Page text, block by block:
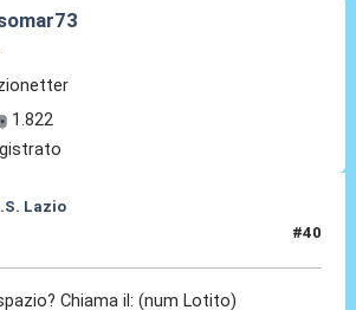
1.822
Lazio
#40
Chiama il: (num Lotito)